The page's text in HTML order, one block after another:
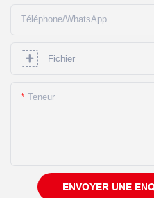
Téléphone/WhatsApp
Fichier
Teneur
ENVOYER UNE